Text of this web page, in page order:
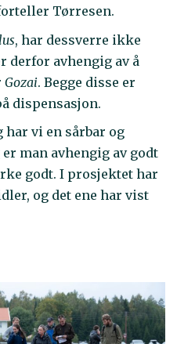
Tørresen.
, har dessverre ikke
derfor avhengig av å
Gozai. Begge disse er
dispensasjon.
vi en sårbar og
man avhengig av godt
godt. I prosjektet har
og det ene har vist